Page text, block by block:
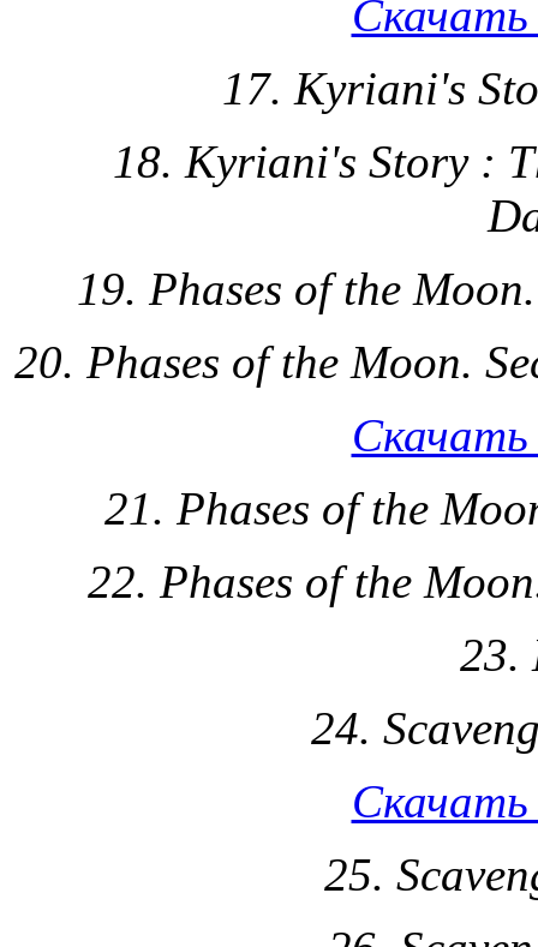
Скачать
17. Kyriani's
18. Kyriani's Story :
19. Phases of the
20. Phases of the Moon.
Скачать
21. Phases of the
22. Phases of the
23.
24.
Скачать
25.